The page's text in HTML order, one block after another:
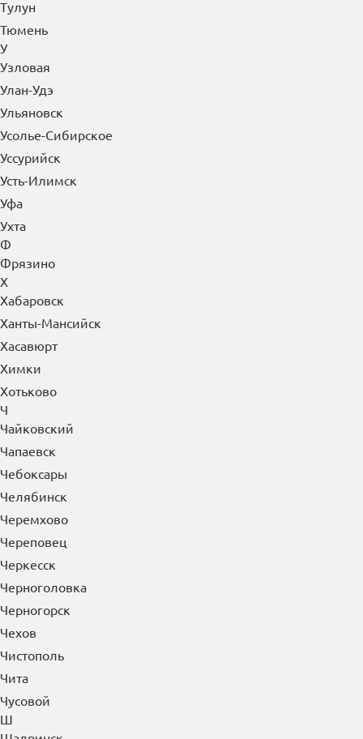
Туймазы
Тула
Тулун
Тюмень
У
Узловая
Улан-Удэ
Ульяновск
Усолье-Сибирское
Уссурийск
Усть-Илимск
Уфа
Ухта
Ф
Фрязино
Х
Хабаровск
Ханты-Мансийск
Хасавюрт
Химки
Хотьково
Ч
Чайковский
Чапаевск
Чебоксары
Челябинск
Черемхово
Череповец
Черкесск
Черноголовка
Черногорск
Чехов
Чистополь
Чита